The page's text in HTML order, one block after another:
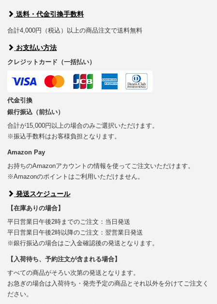
送料・代金引換手数料
合計4,000円（税込）以上の商品注文で送料無料
お支払い方法
クレジットカード（一括払い）
代金引換
銀行振込（前払い）
合計が15,000円以上の場合のみご選択いただけます。
※振込手数料はお客様負担となります。
Amazon Pay
お持ちのAmazonアカウントの情報を使ってご注文いただけます。
※Amazonのポイントはご利用いただけません。
発送スケジュール
【在庫ありの場合】
平日営業日午後2時までのご注文：当日発送
平日営業日午後2時以降のご注文：翌営業日発送
※銀行振込の場合はご入金確認後の発送となります。
【入荷待ち、予約注文が含まれる場合】
すべての商品がそろい次第の発送となります。
お急ぎの場合は入荷待ち・発売予定の商品とそれ以外を分けてご注文く
ださい。